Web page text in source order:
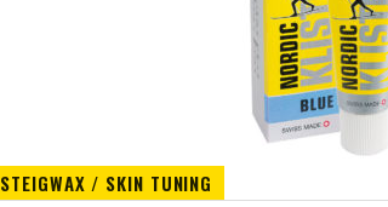
STEIGWAX / SKIN TUNING